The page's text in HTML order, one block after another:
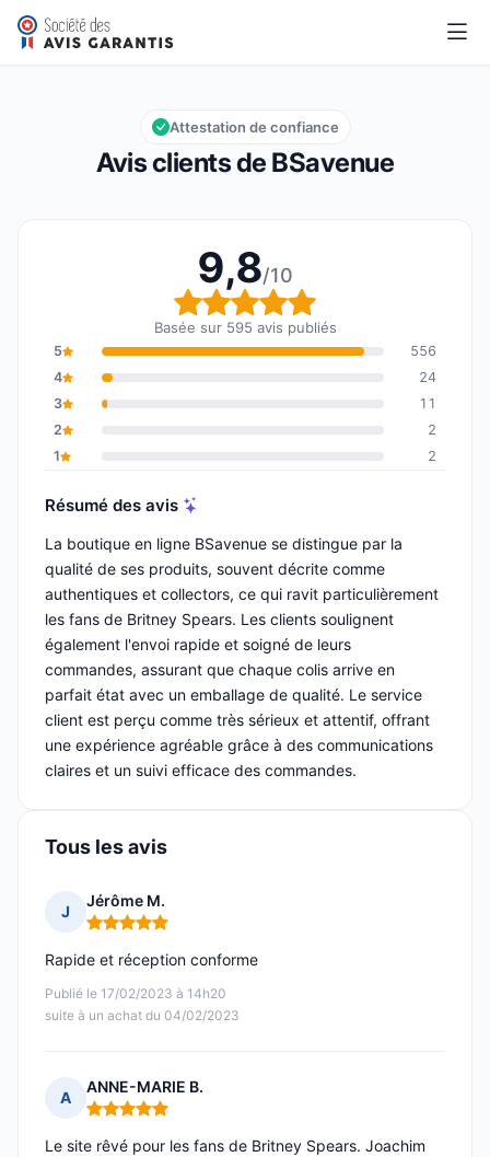
BSavenue
Note globale : 9,8 sur 10
9,8/10
Avis clients de BSavenue
Attestation de confiance
9,8/10
Note globale : 9,8 sur
Basée sur 595 avis publiés
5
556
4
24
3
11
2
2
1
2
Résumé des avis
La boutique en ligne BSavenue se distingue par la
qualité de ses produits, souvent décrite comme
authentiques et collectors, ce qui ravit particulièrement
les fans de Britney Spears. Les clients soulignent
également l'envoi rapide et soigné de leurs
commandes, assurant que chaque colis arrive en
parfait état avec un emballage de qualité. Le service
client est perçu comme très sérieux et attentif, offrant
une expérience agréable grâce à des communications
claires et un suivi efficace des commandes.
Tous les avis
J
Jérôme M.
Note : 5 sur 5
Publié le 17/02/2023 à 14h20
suite à un achat du 04/02/2023
Rapide et réception conforme
A
ANNE-MARIE B.
Note : 5 sur 5
Le site rêvé pour les fans de Britney Spears. Joachim